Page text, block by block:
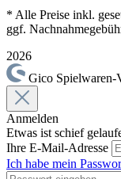
* Alle Preise inkl.
ggf.
2026
Gico Spielwaren-
Anmelden
Etwas ist schief
Ihre E-Mail-Adresse
Ich habe mein